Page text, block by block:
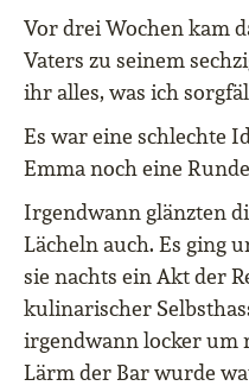
Vor drei Wochen kam
Vaters zu seinem
ihr alles, was ich
Es war eine schlechte
Emma noch eine
Irgendwann glänzten
Lächeln auch. Es ging
sie nachts ein Akt der
kulinarischer
irgendwann locker um
Lärm der Bar wurde